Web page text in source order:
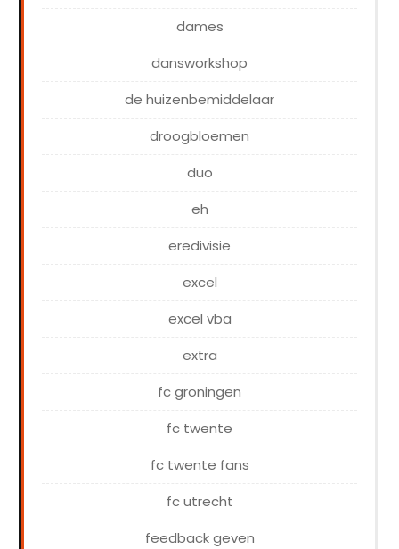
dames
dansworkshop
de huizenbemiddelaar
droogbloemen
duo
eh
eredivisie
excel
excel vba
extra
fc groningen
fc twente
fc twente fans
fc utrecht
feedback geven